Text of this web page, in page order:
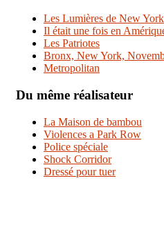
Les Lumières de New York
Il était une fois en
Les Patriotes
Bronx, New York,
Metropolitan
Du même réalisateur
La Maison de bambou
Violences a Park Row
Police spéciale
Shock Corridor
Dressé pour tuer